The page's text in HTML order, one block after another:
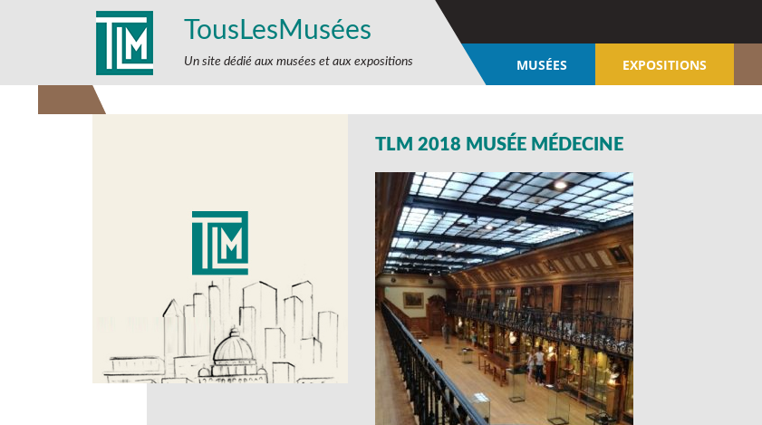
TousLesMusées
Un site dédié aux musées et aux expositions MUSÉES EXPOSITIONS
TLM 2018 MUSÉE MÉDECINE